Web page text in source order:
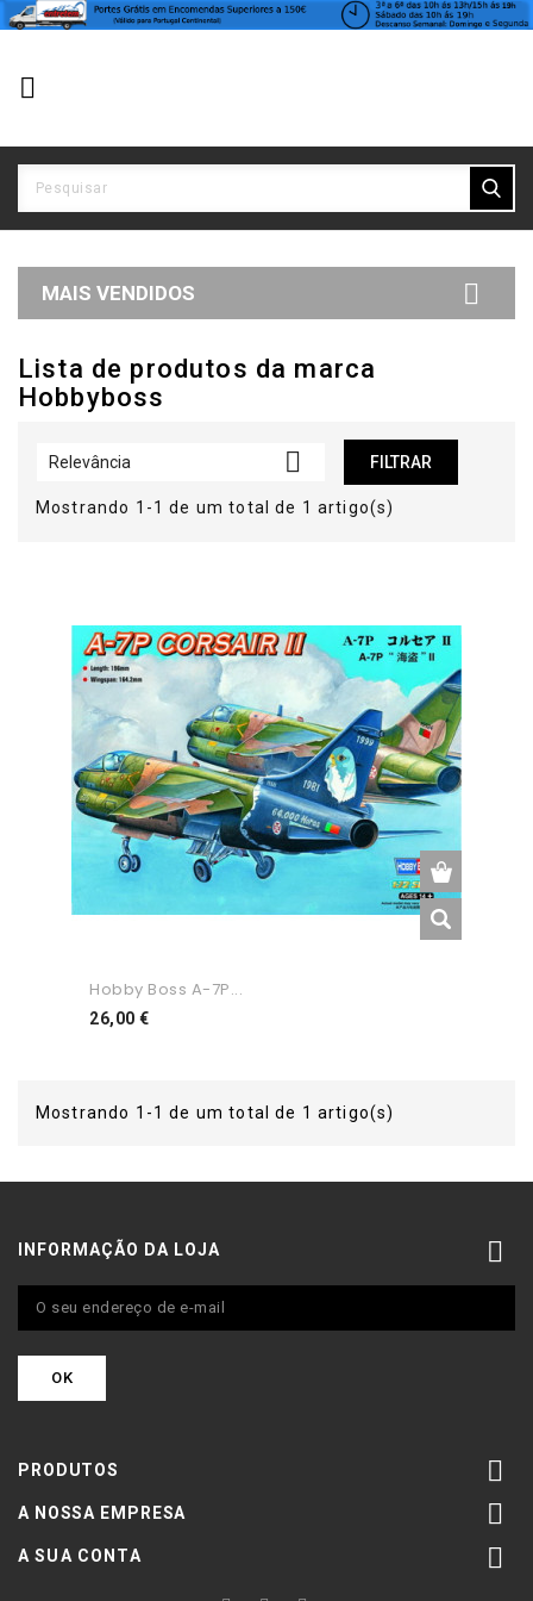

MAIS VENDIDOS 
Lista de produtos da marca
Hobbyboss
Relevância  FILTRAR
Mostrando 1-1 de um total de 1 artigo(s)
Hobby Boss A-7P...
26,00 €Preço
Mostrando 1-1 de um total de 1 artigo(s)
INFORMAÇÃO DA LOJA 
PRODUTOS 
A NOSSA EMPRESA 
A SUA CONTA 